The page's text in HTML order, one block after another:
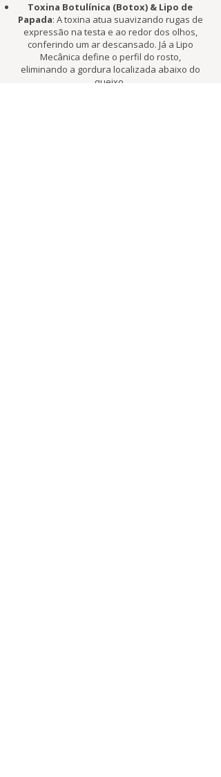
Toxina Botulínica (Botox) & Lipo de
Papada: A toxina atua suavizando rugas de
expressão na testa e ao redor dos olhos,
conferindo um ar descansado. Já a Lipo
Mecânica define o perfil do rosto,
eliminando a gordura localizada abaixo do
queixo.